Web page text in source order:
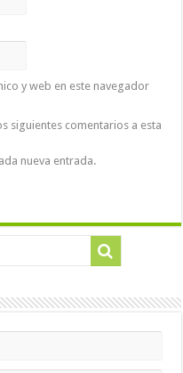
y web en este navegador
siguientes comentarios a esta
nueva entrada.